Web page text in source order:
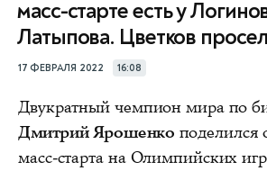
масс-старте есть у
Латыпова. Цветков просел
17 ФЕВРАЛЯ 2022 16:08
Двукратный чемпион мира по
Дмитрий Ярошенко поделился
масс-старта на Олимпийских